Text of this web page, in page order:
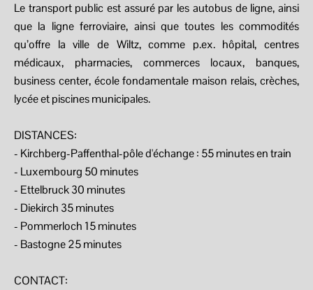
Le transport public est assuré par les autobus de ligne, ainsi
que la ligne ferroviaire, ainsi que toutes les commodités
qu’offre la ville de Wiltz, comme p.ex. hôpital, centres
médicaux, pharmacies, commerces locaux, banques,
business center, école fondamentale maison relais, crèches,
lycée et piscines municipales.
DISTANCES:
- Kirchberg-Paffenthal-pôle d'échange : 55 minutes en train
- Luxembourg 50 minutes
- Ettelbruck 30 minutes
- Diekirch 35 minutes
- Pommerloch 15 minutes
- Bastogne 25 minutes
CONTACT: